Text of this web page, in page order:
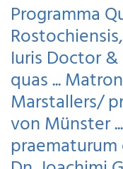
Programma
Iuris Doctor &
quas ...
Marstallers/
von Münster
praematurum